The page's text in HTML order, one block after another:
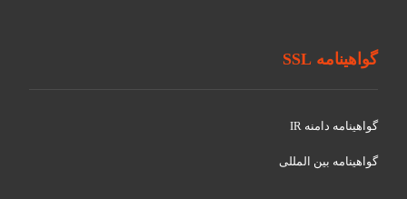
گواهینامه SSL
گواهينامه دامنه IR
گواهينامه بین المللی